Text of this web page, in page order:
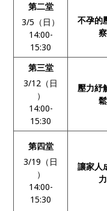
第二堂
3/5（日）
14:00-
15:30
不孕的
察
第三堂
3/12（日
）
14:00-
15:30
壓力紓
鬆
第四堂
3/19（日
）
14:00-
15:30
讓家人
力